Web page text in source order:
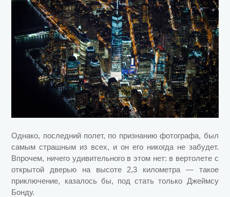
Однако, последний полет, по признанию фотографа, был
самым страшным из всех, и он его никогда не забудет.
Впрочем, ничего удивительного в этом нет: в вертолете с
открытой дверью на высоте 2,3 километра — такое
приключение, казалось бы, под стать только Джеймсу
Бонду.